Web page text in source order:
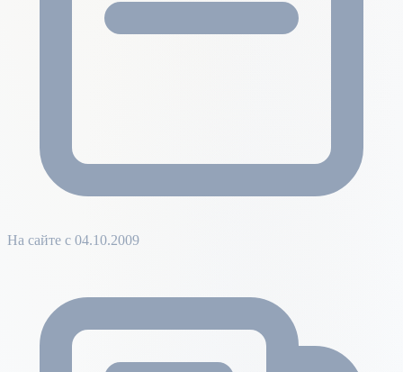
На сайте с 04.10.2009